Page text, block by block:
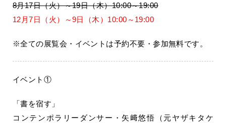
8月17日（火）～19日（木）10:00～19:00
12月7日（火）～9日（木）10:00～19:00
※全ての展覧会・イベントは予約不要・参加無料です。
イベント①
「書を宿す」
コンテンポラリーダンサー・矢﨑悠悟（元ヤザキタケ